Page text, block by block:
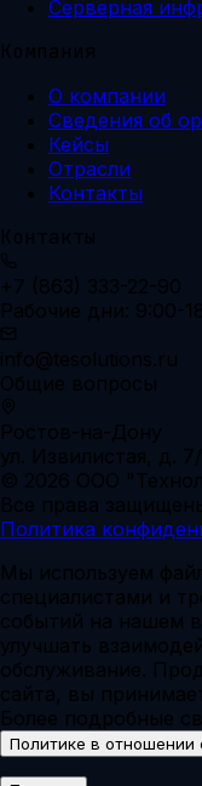
Серверная
Компания
О компании
Сведения об
Кейсы
Отрасли
Контакты
Контакты
+7 (863) 333-22-90
Рабочие дни: 9:00-
info@tesolutions.ru
Общие вопросы
Ростов-на-Дону
ул. Извилистая, д.
© 2026 ООО
Все права
Политика
Мы используем
специалистами и
событий на нашем
улучшать
обслуживание.
сайта, вы
Более подробные
Политике в отношении